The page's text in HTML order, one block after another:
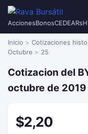
AccionesBonosCEDEARs
Inicio Cotizaciones
Octubre
25
Cotizacion del
octubre de 2019
$2,20